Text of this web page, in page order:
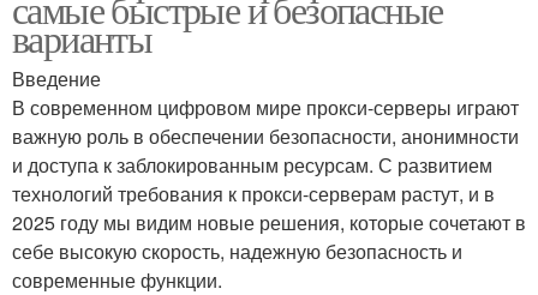
варианты
Введение
В современном цифровом мире прокси-серверы играют
важную роль в обеспечении безопасности, анонимности
и доступа к заблокированным ресурсам. С развитием
технологий требования к прокси-серверам растут, и в
2025 году мы видим новые решения, которые сочетают в
себе высокую скорость, надежную безопасность и
современные функции.